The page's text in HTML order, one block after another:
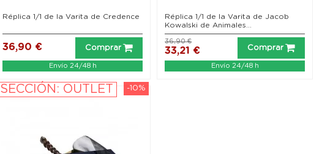
Réplica 1/1 de la Varita de Credence
36,90 € Comprar
Envío 24/48 h
Réplica 1/1 de la Varita de Jacob
Kowalski de Animales...
33,21 €
36,90 €
Comprar
Envío 24/48 h
-10%
SECCIÓN: OUTLET